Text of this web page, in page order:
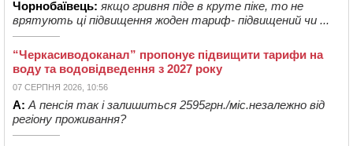
Чорнобаївець: якщо гривня піде в круте піке, то не
врятують ці підвищення жоден тариф- підвищений чи ...
“Черкасиводоканал” пропонує підвищити тарифи на
воду та водовідведення з 2027 року
07 СЕРПНЯ 2026, 10:56
А: А пенсія так і залишиться 2595грн./міс.незалежно від
регіону проживання?